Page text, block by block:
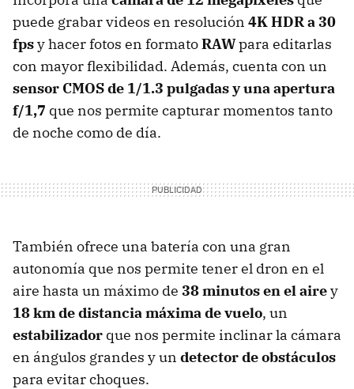
puede grabar videos en resolución 4K HDR a 30
fpsy hacer fotos en formatoRAWpara editarlas
con mayor flexibilidad. Además, cuenta con un
sensor CMOS de 1/1.3 pulgadas y una apertura
f/1,7 que nos permite capturar momentos tanto
de noche como de día.
También ofrece una batería con una gran
autonomía que nos permite tener el dron en el
aire hasta un máximo de 38 minutos en el airey
18 km de distancia máxima de vuelo, un
estabilizador que nos permite inclinar la cámara
en ángulos grandes y un detector de obstáculos
para evitar choques.